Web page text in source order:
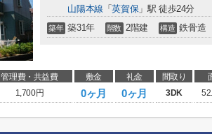
山陽本線 「英賀保」駅 徒歩24分
築年 築31年 階数 2階建 構造 鉄骨造
管理費・共益費 敷金 礼金 間取り
1,700円 0ヶ月 0ヶ月 3DK